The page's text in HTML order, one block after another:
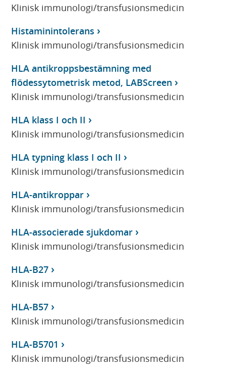
Klinisk immunologi/transfusionsmedicin
Histaminintolerans
Klinisk immunologi/transfusionsmedicin
HLA antikroppsbestämning med
flödessytometrisk metod, LABScreen
Klinisk immunologi/transfusionsmedicin
HLA klass I och II
Klinisk immunologi/transfusionsmedicin
HLA typning klass I och II
Klinisk immunologi/transfusionsmedicin
HLA-antikroppar
Klinisk immunologi/transfusionsmedicin
HLA-associerade sjukdomar
Klinisk immunologi/transfusionsmedicin
HLA-B27
Klinisk immunologi/transfusionsmedicin
HLA-B57
Klinisk immunologi/transfusionsmedicin
HLA-B5701
Klinisk immunologi/transfusionsmedicin